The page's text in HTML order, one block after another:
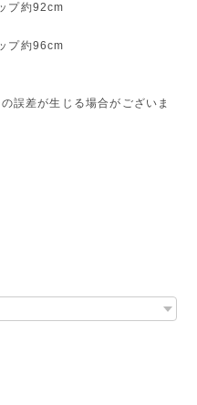
プ約92cm
プ約96cm
誤差が生じる場合がございま